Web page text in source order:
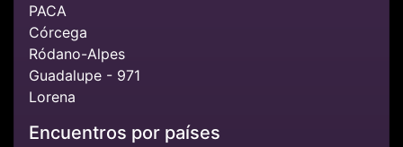
PACA
Córcega
Ródano-Alpes
Guadalupe - 971
Lorena
Encuentros por países